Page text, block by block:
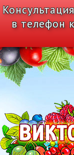
в телефон